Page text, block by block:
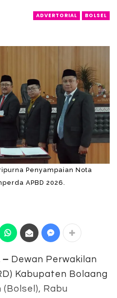
ADVERTORIAL BOLSEL
Penyampaian Nota
APBD 2026.
– Dewan Perwakilan
Kabupaten Bolaang
Rabu